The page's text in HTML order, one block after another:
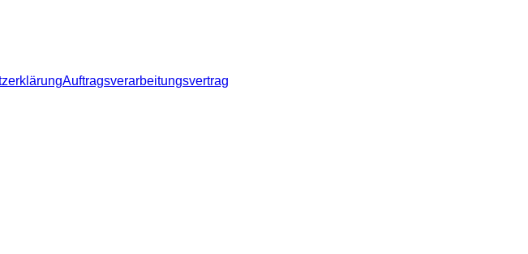
Auftragsverarbeitungsvertrag